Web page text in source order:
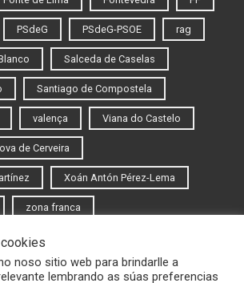
PSdeG PSdeG-PSOE rag
Salceda de Caselas
Santiago de Compostela
valença Viana do Castelo
de Cerveira
Xoán Antón Pérez-Lema
zona franca
noso sitio web para brindarlle a
lembrando as súas preferencias